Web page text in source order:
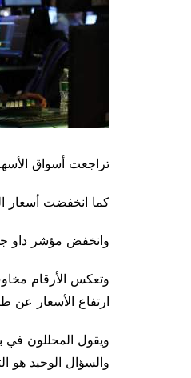
تراجعت أسواق
كما انخفضت أسعار
وانخفض مؤشر داو
وتعكس الأرقام
ارتفاع الأسعار عن
ويقول المحللون في
والسؤال الوحيد هو